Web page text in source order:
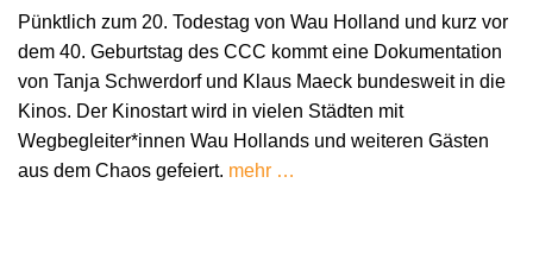
Pünktlich zum 20. Todestag von Wau Holland und kurz vor
dem 40. Geburtstag des CCC kommt eine Dokumentation
von Tanja Schwerdorf und Klaus Maeck bundesweit in die
Kinos. Der Kinostart wird in vielen Städten mit
Wegbegleiter*innen Wau Hollands und weiteren Gästen
aus dem Chaos gefeiert. mehr …